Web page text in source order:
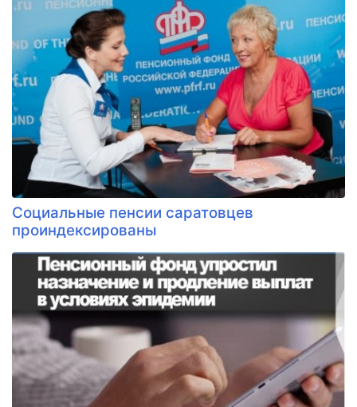
Социальные пенсии саратовцев
проиндексированы